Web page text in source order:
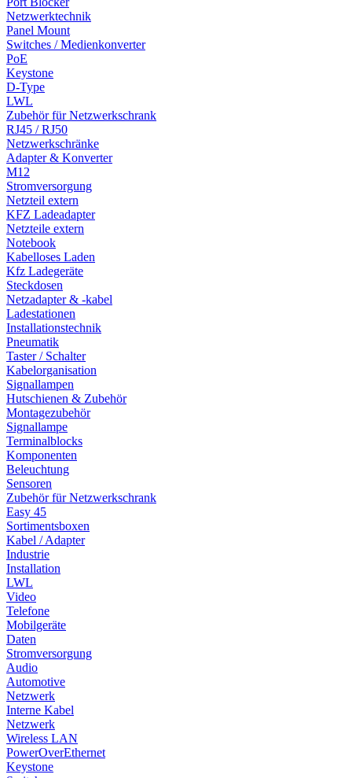
Netzwerktechnik
Panel Mount
Switches / Medienkonverter
PoE
Keystone
D-Type
LWL
Zubehör für Netzwerkschrank
RJ45 / RJ50
Netzwerkschränke
Adapter & Konverter
M12
Stromversorgung
Netzteil extern
KFZ Ladeadapter
Netzteile extern
Notebook
Kabelloses Laden
Kfz Ladegeräte
Steckdosen
Netzadapter & -kabel
Ladestationen
Installationstechnik
Pneumatik
Taster / Schalter
Kabelorganisation
Signallampen
Hutschienen & Zubehör
Montagezubehör
Signallampe
Terminalblocks
Komponenten
Beleuchtung
Sensoren
Zubehör für Netzwerkschrank
Easy 45
Sortimentsboxen
Kabel / Adapter
Industrie
Installation
LWL
Video
Telefone
Mobilgeräte
Daten
Stromversorgung
Audio
Automotive
Netzwerk
Interne Kabel
Netzwerk
Wireless LAN
PowerOverEthernet
Keystone